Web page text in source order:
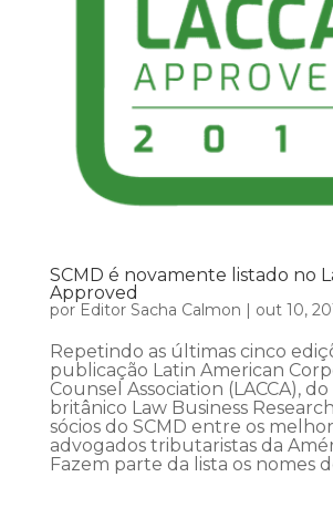
SCMD é novamente listado no
Approved
por Editor Sacha Calmon | out 10,
Repetindo as últimas cinco
publicação Latin American
Counsel Association (LACCA),
britânico Law Business
sócios do SCMD entre os
advogados tributaristas da
Fazem parte da lista os nomes